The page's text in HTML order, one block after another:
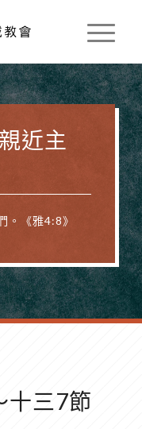
近主
。《雅4:8》
十三7節